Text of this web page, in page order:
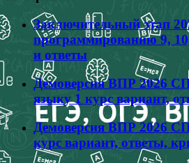
Заключительный этап
программированию 9,
и ответы
Демоверсия ВПР 2026
языку 1 курс вариант,
Демоверсия ВПР 2026
курс вариант, ответы,